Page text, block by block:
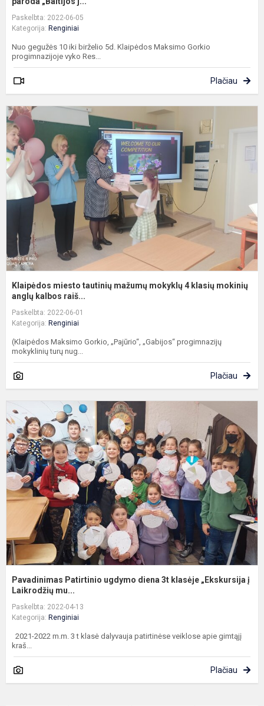
Paskelbta: 2022-06-05
Kategorija: Renginiai
Nuo gegužės 10 iki birželio 5d. Klaipėdos Maksimo Gorkio
progimnazijoje vyko Res...
Plačiau
Klaipėdos miesto tautinių mažumų mokyklų 4 klasių mokinių
anglų kalbos raiš...
Paskelbta: 2022-06-01
Kategorija: Renginiai
(Klaipėdos Maksimo Gorkio, „Pajūrio“, „Gabijos“ progimnazijų
mokyklinių turų nug...
Plačiau
Pavadinimas Patirtinio ugdymo diena 3t klasėje „Ekskursija į
Laikrodžių mu...
Paskelbta: 2022-04-13
Kategorija: Renginiai
2021-2022 m.m. 3 t klasė dalyvauja patirtinėse veiklose apie gimtąjį
kraš...
Plačiau